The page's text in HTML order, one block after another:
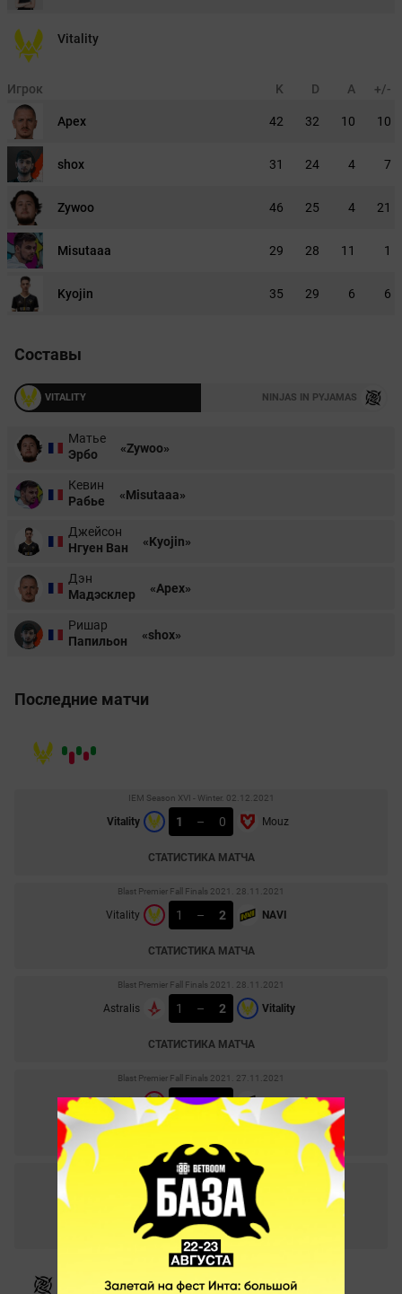
Vitality
Игрок K D A +/-
Apex 42 32 10 10
shox 31 24 4 7
Zywoo 46 25 4 21
Misutaaa 29 28 11 1
Kyojin 35 29 6 6
Составы
VITALITY NINJAS IN PYJAMAS
Матье
Эрбо
«Zywoo»
Кевин
Рабье
«Misutaaa»
Джейсон
Нгуен Ван
«Kyojin»
Дэн
Мадэсклер
«Apex»
Ришар
Папильон
«shox»
Последние матчи
IEM Season XVI - Winter. 02.12.2021
Vitality 1 – 0 Mouz
СТАТИСТИКА МАТЧА
Blast Premier Fall Finals 2021. 28.11.2021
Vitality 1 – 2 NAVI
СТАТИСТИКА МАТЧА
Blast Premier Fall Finals 2021. 28.11.2021
Astralis 1 – 2 Vitality
СТАТИСТИКА МАТЧА
Blast Premier Fall Finals 2021. 27.11.2021
Vitality 0 – 2 NAVI
Blast Premier Fall Finals 2021. 25.11.2021
1 – 2
СТАТИСТИКА МАТЧА